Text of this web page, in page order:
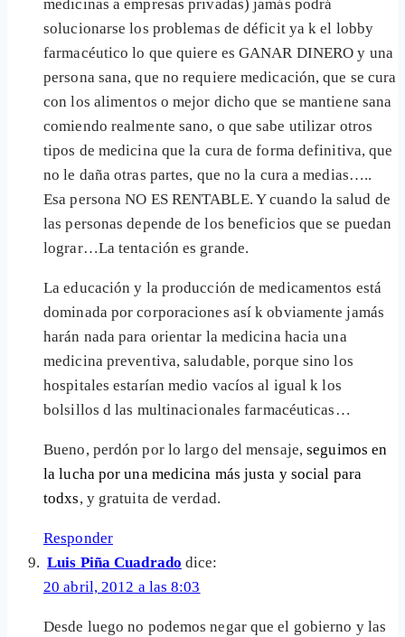
medicinas a empresas privadas) jamás podrá
solucionarse los problemas de déficit ya k el lobby
farmacéutico lo que quiere es GANAR DINERO y una
persona sana, que no requiere medicación, que se cura
con los alimentos o mejor dicho que se mantiene sana
comiendo realmente sano, o que sabe utilizar otros
tipos de medicina que la cura de forma definitiva, que
no le daña otras partes, que no la cura a medias…..
Esa persona NO ES RENTABLE. Y cuando la salud de
las personas depende de los beneficios que se puedan
lograr…La tentación es grande.
La educación y la producción de medicamentos está
dominada por corporaciones así k obviamente jamás
harán nada para orientar la medicina hacia una
medicina preventiva, saludable, porque sino los
hospitales estarían medio vacíos al igual k los
bolsillos d las multinacionales farmacéuticas…
Bueno, perdón por lo largo del mensaje,seguimos en
la lucha por una medicina más justa y social para
todxs, y gratuita de verdad.
Responder
Luis Piña Cuadrado dice:
20 abril, 2012 a las 8:03
Desde luego no podemos negar que el gobierno y las